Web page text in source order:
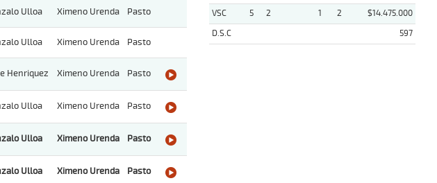
Ulloa Ximeno Urenda Pasto
Ulloa Ximeno Urenda Pasto
Henriquez Ximeno Urenda Pasto
Ulloa Ximeno Urenda Pasto
Ulloa Ximeno Urenda Pasto
Ulloa Ximeno Urenda Pasto
VSC
5 2 1 2
$14.475.000
D.S.C
597